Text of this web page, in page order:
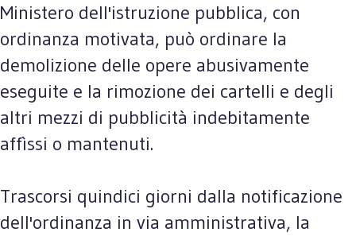
Ministero dell'istruzione pubblica, con
ordinanza motivata, può ordinare la
demolizione delle opere abusivamente
eseguite e la rimozione dei cartelli e degli
altri mezzi di pubblicità indebitamente
affìssi o mantenuti.
Trascorsi quindici giorni dalla notificazione
dell'ordinanza in via amministrativa, la